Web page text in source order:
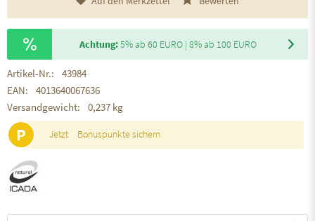
Achtung:5% ab 60 EURO | 8% ab 100 EURO
Artikel-Nr.:
43984
EAN:
4013640067636
Versandgewicht:
0,237 kg
P Jetzt Bonuspunkte sichern